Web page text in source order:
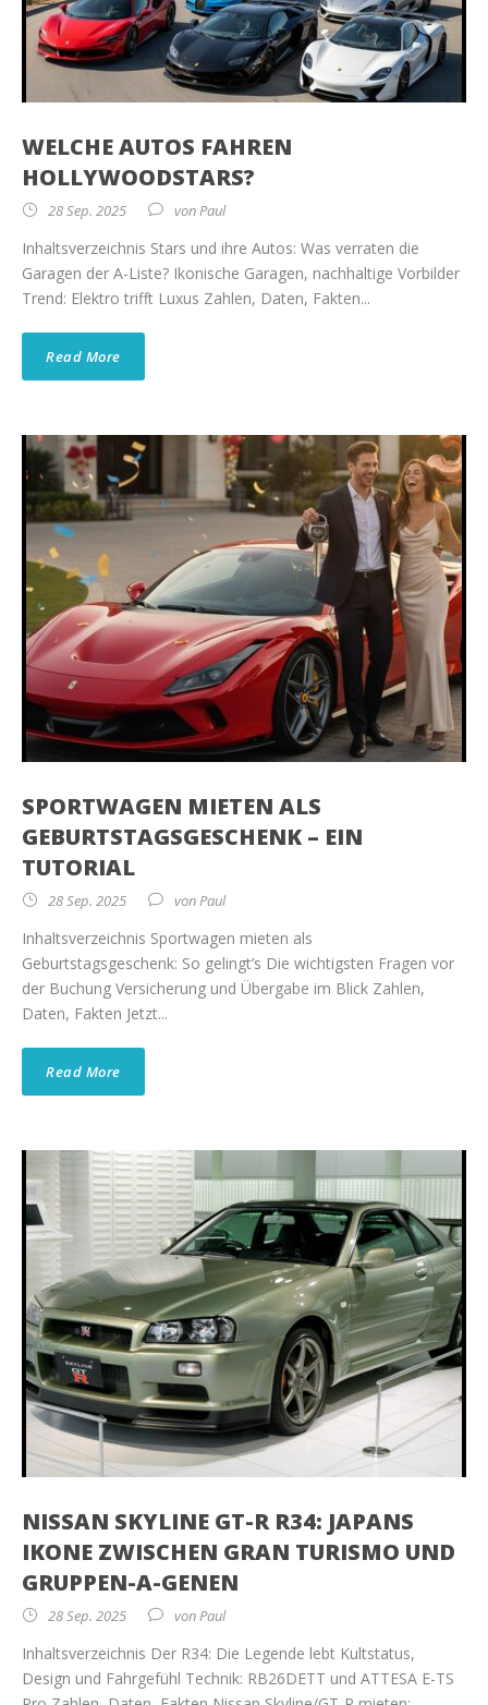
WELCHE AUTOS FAHREN
HOLLYWOODSTARS?
28 Sep. 2025 vonPaul
Inhaltsverzeichnis Stars und ihre Autos: Was verraten die
Garagen der A-Liste? Ikonische Garagen, nachhaltige Vorbilder
Trend: Elektro trifft Luxus Zahlen, Daten, Fakten...
Read More
SPORTWAGEN MIETEN ALS
GEBURTSTAGSGESCHENK – EIN
TUTORIAL
28 Sep. 2025 vonPaul
Inhaltsverzeichnis Sportwagen mieten als
Geburtstagsgeschenk: So gelingt’s Die wichtigsten Fragen vor
der Buchung Versicherung und Übergabe im Blick Zahlen,
Daten, Fakten Jetzt...
Read More
NISSAN SKYLINE GT-R R34: JAPANS
IKONE ZWISCHEN GRAN TURISMO UND
GRUPPEN-A-GENEN
28 Sep. 2025 vonPaul
Inhaltsverzeichnis Der R34: Die Legende lebt Kultstatus,
Design und Fahrgefühl Technik: RB26DETT und ATTESA E-TS